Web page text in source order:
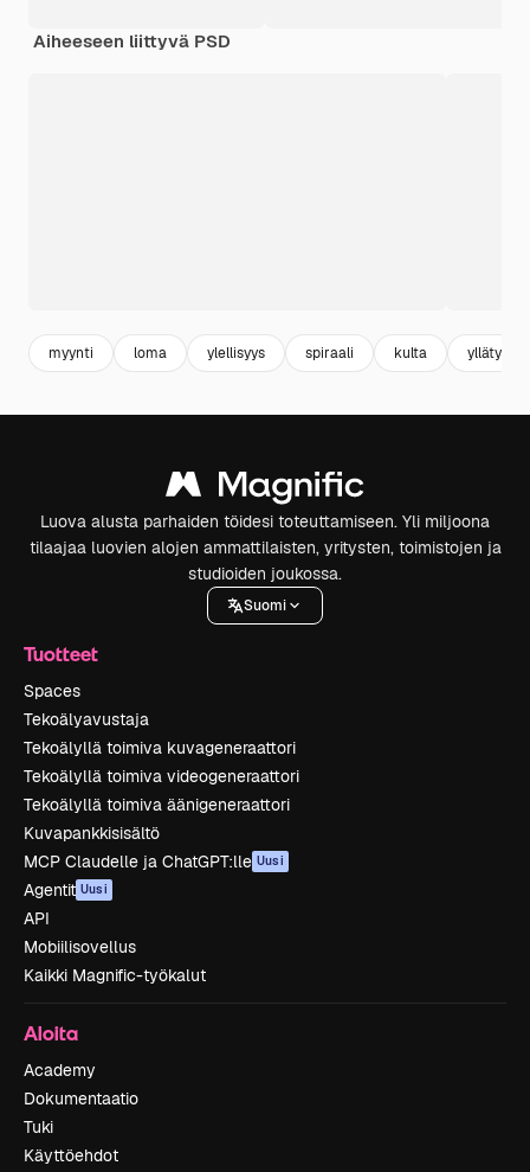
Aiheeseen liittyvä PSD
myynti loma ylellisyys spiraali kulta yllätys
Luova alusta parhaiden töidesi toteuttamiseen. Yli miljoona
tilaajaa luovien alojen ammattilaisten, yritysten, toimistojen ja
studioiden joukossa.
Suomi
Tuotteet
Spaces
Tekoälyavustaja
Tekoälyllä toimiva kuvageneraattori
Tekoälyllä toimiva videogeneraattori
Tekoälyllä toimiva äänigeneraattori
Kuvapankkisisältö
MCP Claudelle ja ChatGPT:lle Uusi
Agentit Uusi
API
Mobiilisovellus
Kaikki Magnific-työkalut
Aloita
Academy
Dokumentaatio
Tuki
Käyttöehdot